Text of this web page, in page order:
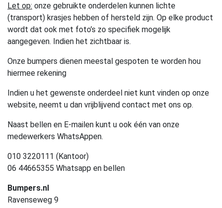
Let op: onze gebruikte onderdelen kunnen lichte
(transport) krasjes hebben of hersteld zijn. Op elke product
wordt dat ook met foto’s zo specifiek mogelijk
aangegeven. Indien het zichtbaar is.
Onze bumpers dienen meestal gespoten te worden hou
hiermee rekening
Indien u het gewenste onderdeel niet kunt vinden op onze
website, neemt u dan vrijblijvend contact met ons op.
Naast bellen en E-mailen kunt u ook één van onze
medewerkers WhatsAppen.
010 3220111 (Kantoor)
06 44665355 Whatsapp en bellen
Bumpers.nl
Ravenseweg 9